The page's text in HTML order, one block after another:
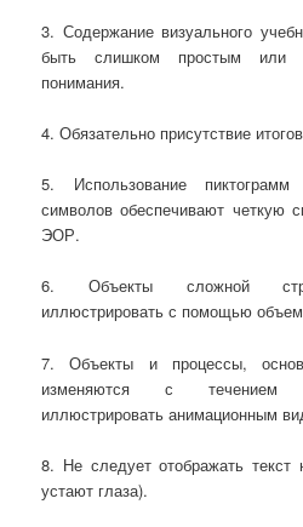
3. Содержание визуального
быть слишком простым или
понимания.
4. Обязательно присутствие
5. Использование
символов обеспечивают четкую
ЭОР.
6. Объекты сложной
иллюстрировать с помощью
7. Объекты и процессы,
изменяются с течением
иллюстрировать анимационным
8. Не следует отображать
устают глаза).